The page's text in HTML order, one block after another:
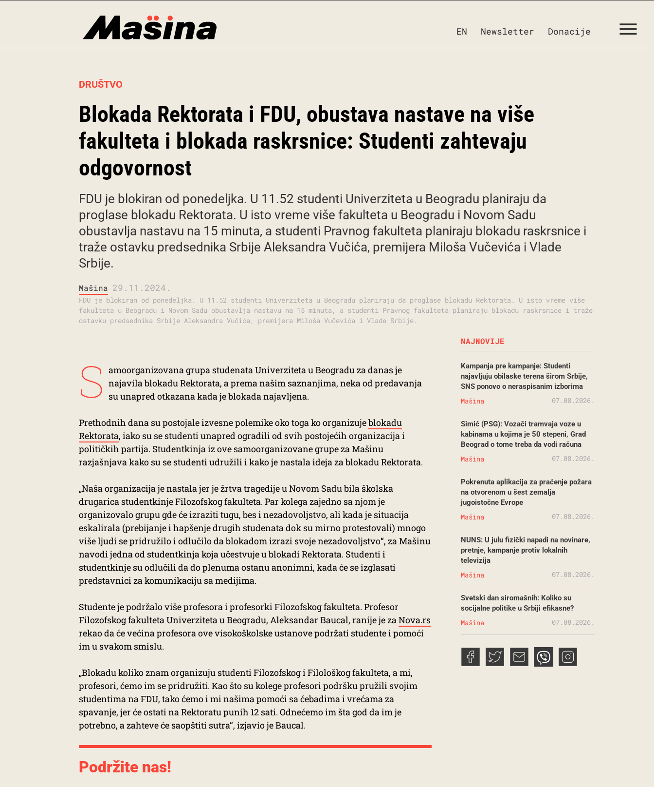
EN Newsletter Donacije
DRUŠTVO
Blokada Rektorata i FDU, obustava nastave na više
fakulteta i blokada raskrsnice: Studenti zahtevaju
odgovornost
FDU je blokiran od ponedeljka. U 11.52 studenti Univerziteta u Beogradu planiraju da
proglase blokadu Rektorata. U isto vreme više fakulteta u Beogradu i Novom Sadu
obustavlja nastavu na 15 minuta, a studenti Pravnog fakulteta planiraju blokadu raskrsnice i
traže ostavku predsednika Srbije Aleksandra Vučića, premijera Miloša Vučevića i Vlade
Srbije.
Mašina 29.11.2024.
FDU je blokiran od ponedeljka. U 11.52 studenti Univerziteta u Beogradu planiraju da proglase blokadu Rektorata. U isto vreme više
fakulteta u Beogradu i Novom Sadu obustavlja nastavu na 15 minuta, a studenti Pravnog fakulteta planiraju blokadu raskrsnice i traže
ostavku predsednika Srbije Aleksandra Vučića, premijera Miloša Vučevića i Vlade Srbije.
S amoorganizovana grupa studenata Univerziteta u Beogradu za danas je
najavila blokadu Rektorata, a prema našim saznanjima, neka od predavanja
su unapred otkazana kada je blokada najavljena.
Prethodnih dana su postojale izvesne polemike oko toga ko organizujeblokadu
Rektorata, iako su se studenti unapred ogradili od svih postojećih organizacija i
političkih partija. Studentkinja iz ove samoorganizovane grupe za Mašinu
razjašnjava kako su se studenti udružili i kako je nastala ideja za blokadu Rektorata.
„Naša organizacija je nastala jer je žrtva tragedije u Novom Sadu bila školska
drugarica studentkinje Filozofskog fakulteta. Par kolega zajedno sa njom je
organizovalo grupu gde će izraziti tugu, bes i nezadovoljstvo, ali kada je situacija
eskalirala (prebijanje i hapšenje drugih studenata dok su mirno protestovali) mnogo
više ljudi se pridružilo i odlučilo da blokadom izrazi svoje nezadovoljstvo“, za Mašinu
navodi jedna od studentkinja koja učestvuje u blokadi Rektorata. Studenti i
studentkinje su odlučili da do plenuma ostanu anonimni, kada će se izglasati
predstavnici za komunikaciju sa medijima.
Studente je podržalo više profesora i profesorki Filozofskog fakulteta. Profesor
Filozofskog fakulteta Univerziteta u Beogradu, Aleksandar Baucal, ranije je zaNova.rs
rekao da će većina profesora ove visokoškolske ustanove podržati studente i pomoći
im u svakom smislu.
„Blokadu koliko znam organizuju studenti Filozofskog i Filološkog fakulteta, a mi,
profesori, ćemo im se pridružiti. Kao što su kolege profesori podršku pružili svojim
studentima na FDU, tako ćemo i mi našima pomoći sa ćebadima i vrećama za
spavanje, jer će ostati na Rektoratu punih 12 sati. Odnećemo im šta god da im je
potrebno, a zahteve će saopštiti sutra“, izjavio je Baucal.
Podržite nas!
NAJNOVIJE
Kampanja pre kampanje: Studenti
najavljuju obilaske terena širom Srbije,
SNS ponovo o neraspisanim izborima
Mašina 07.08.2026.
Simić (PSG): Vozači tramvaja voze u
kabinama u kojima je 50 stepeni, Grad
Beograd o tome treba da vodi računa
Mašina 07.08.2026.
Pokrenuta aplikacija za praćenje požara
na otvorenom u šest zemalja
jugoistočne Evrope
Mašina 07.08.2026.
NUNS: U julu fizički napadi na novinare,
pretnje, kampanje protiv lokalnih
televizija
Mašina 07.08.2026.
Svetski dan siromašnih: Koliko su
socijalne politike u Srbiji efikasne?
Mašina 07.08.2026.